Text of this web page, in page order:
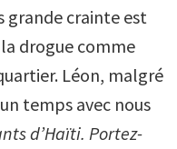
grande crainte est
drogue comme
Léon, malgré
temps avec nous
d’Haïti. Portez-